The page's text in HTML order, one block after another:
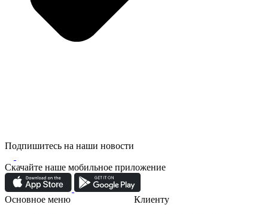
Подпишитесь на наши новости
Скачайте наше мобильное приложение
Основное меню
Клиенту